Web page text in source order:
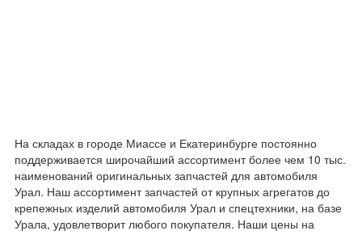
На складах в городе Миассе и Екатеринбурге постоянно
поддерживается широчайший ассортимент более чем 10 тыс.
наименований оригинальных запчастей для автомобиля
Урал. Наш ассортимент запчастей от крупных агрегатов до
крепежных изделий автомобиля Урал и спецтехники, на базе
Урала, удовлетворит любого покупателя. Наши цены на